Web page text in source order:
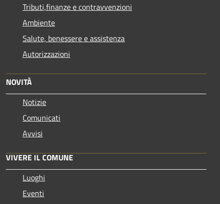
Tributi,finanze e contravvenzioni
Ambiente
Salute, benessere e assistenza
Autorizzazioni
NOVITÀ
Notizie
Comunicati
Avvisi
VIVERE IL COMUNE
Luoghi
Eventi